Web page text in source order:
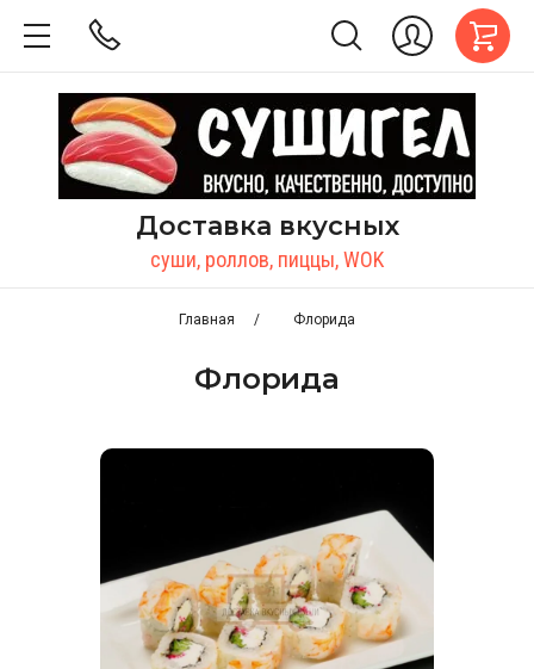
Доставка вкусных
суши, роллов, пиццы, WOK
Главная / Флорида
Флорида